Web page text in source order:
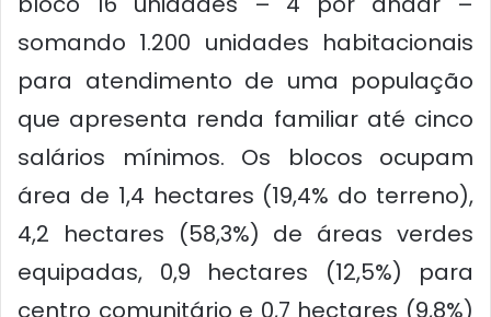
somando 1.200 unidades habitacionais
para atendimento de uma população
que apresenta renda familiar até cinco
salários mínimos. Os blocos ocupam
área de 1,4 hectares (19,4% do terreno),
4,2 hectares (58,3%) de áreas verdes
equipadas, 0,9 hectares (12,5%) para
centro comunitário e 0,7 hectares (9,8%)